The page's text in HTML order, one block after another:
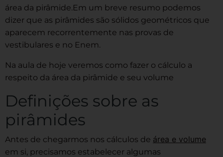
área da pirâmide.Em um breve resumo podemos
dizer que as pirâmides são sólidos geométricos que
aparecem recorrentemente nas provas de
vestibulares e no Enem.
Na aula de hoje veremos como fazer o cálculo a
respeito da área da pirâmide e seu volume
Definições sobre as
pirâmides
Antes de chegarmos nos cálculos de área e volume
em si, precisamos estabelecer algumas